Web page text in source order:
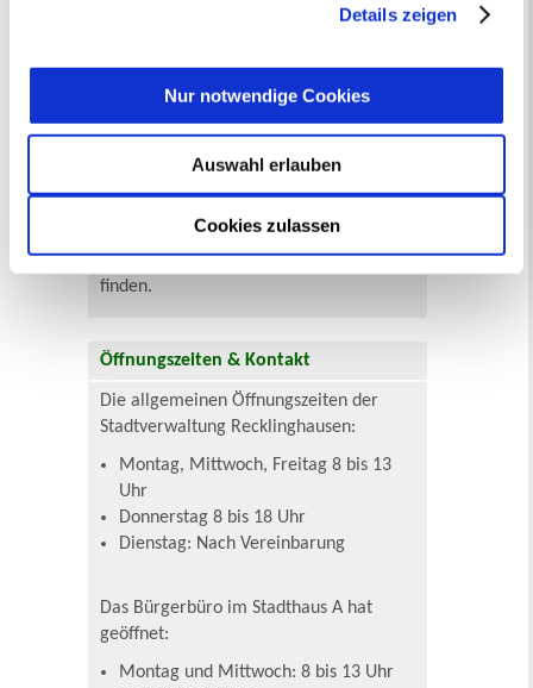
jederzeit mit Wirkung für die Zukunft angepasst oder
Details zeigen
Cookies zulassen
Auswahl erlauben
Nur notwendige Cookies
Die Stadtverwaltung Recklinghausen ist
Fachbereiche angesiedelt, denen
bestimmte fachliche Aufgaben
zugeordnet sind. Jeder Fachbereich
Sachgebiete, die Sie in der
nebenstehenden Verwaltungsübersicht
finden.
Öffnungszeiten & Kontakt
Die allgemeinen Öffnungszeiten der
Stadtverwaltung Recklinghausen:
Montag, Mittwoch, Freitag 8 bis 13
Uhr
Donnerstag 8 bis 18 Uhr
Dienstag: Nach Vereinbarung
Das Bürgerbüro im Stadthaus A hat
geöffnet:
Montag und Mittwoch: 8 bis 13 Uhr